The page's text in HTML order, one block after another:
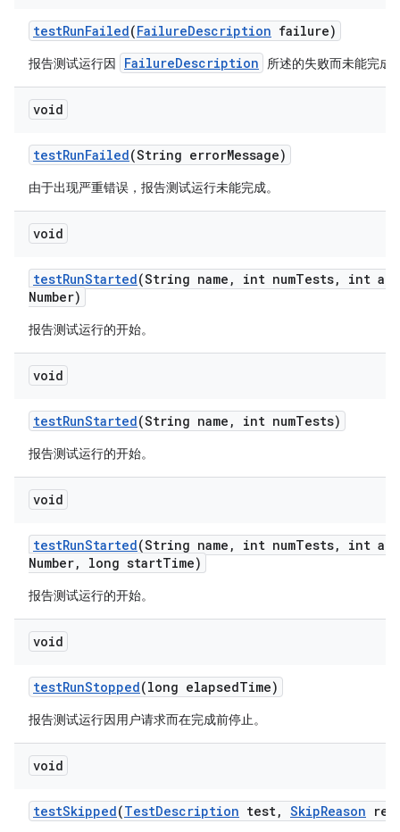
testRunFailed(FailureDescription failure)
报告测试运行因 FailureDescription 所述的失败而未能完成
void
testRunFailed(String errorMessage)
由于出现严重错误，报告测试运行未能完成。
void
testRunStarted(String name , int numTests,
int
Number)
报告测试运行的开始。
void
testRunStarted(String name , int numTests)
报告测试运行的开始。
void
testRunStarted(String name , int numTests,
int
Number, long startTime)
报告测试运行的开始。
void
testRunStopped(long elapsedTime)
报告测试运行因用户请求而在完成前停止。
void
testSkipped(TestDescription test, SkipReason